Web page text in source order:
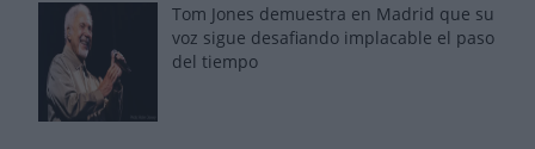
Tom Jones demuestra en Madrid que su
voz sigue desafiando implacable el paso
del tiempo